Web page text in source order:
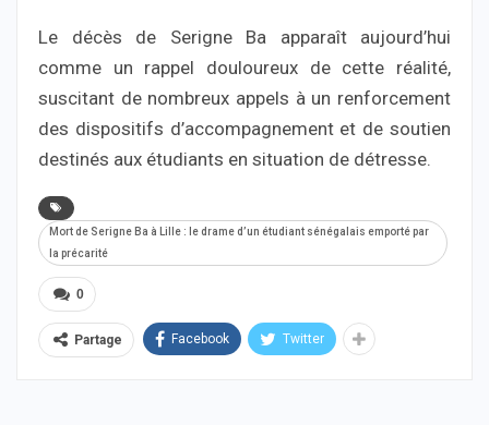
Le décès de Serigne Ba apparaît aujourd’hui
comme un rappel douloureux de cette réalité,
suscitant de nombreux appels à un renforcement
des dispositifs d’accompagnement et de soutien
destinés aux étudiants en situation de détresse.
Mort de Serigne Ba à Lille : le drame d’un étudiant sénégalais emporté par
la précarité
0
Partage Facebook Twitter